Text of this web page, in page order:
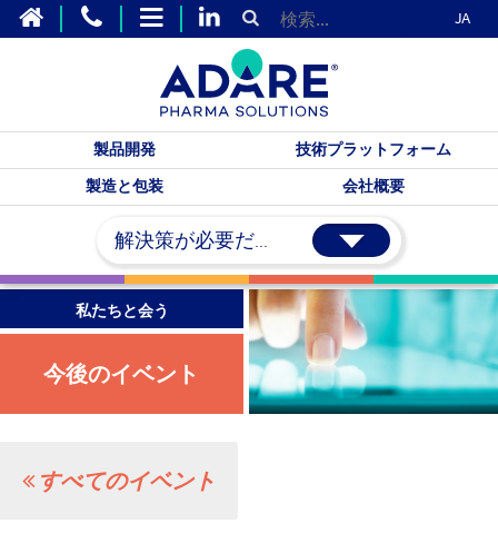
JA
製品開発
技術プラットフォーム
製造と包装
会社概要
解決策が必要だ...
私たちと会う
今後のイベント
すべてのイベント